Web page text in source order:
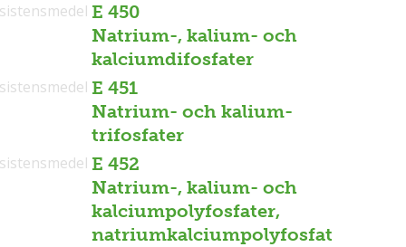
E 450
Natrium-, kalium- och
kalciumdifosfater
E 451
Natrium- och kalium-
trifosfater
E 452
Natrium-, kalium- och
kalciumpolyfosfater,
natriumkalciumpolyfosfat